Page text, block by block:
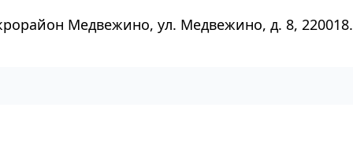
Медвежино, ул. Медвежино, д. 8, 220018.